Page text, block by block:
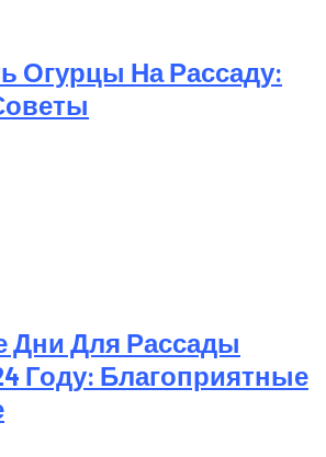
Огурцы На Рассаду:
Дни Для Рассады
Году: Благоприятные